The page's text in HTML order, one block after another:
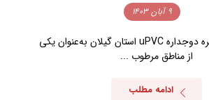
۹ آبان ۱۴۰۳
قیمت درب و پنجره دوجداره uPVC استان گیلان به‌عنوان یکی
از مناطق مرطوب ...
ادامه مطلب